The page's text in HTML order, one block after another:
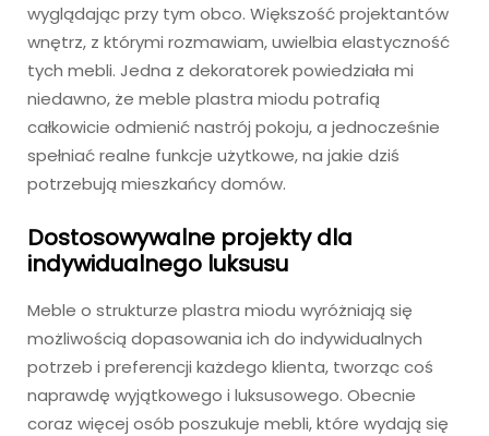
wyglądając przy tym obco. Większość projektantów
wnętrz, z którymi rozmawiam, uwielbia elastyczność
tych mebli. Jedna z dekoratorek powiedziała mi
niedawno, że meble plastra miodu potrafią
całkowicie odmienić nastrój pokoju, a jednocześnie
spełniać realne funkcje użytkowe, na jakie dziś
potrzebują mieszkańcy domów.
Dostosowywalne projekty dla
indywidualnego luksusu
Meble o strukturze plastra miodu wyróżniają się
możliwością dopasowania ich do indywidualnych
potrzeb i preferencji każdego klienta, tworząc coś
naprawdę wyjątkowego i luksusowego. Obecnie
coraz więcej osób poszukuje mebli, które wydają się